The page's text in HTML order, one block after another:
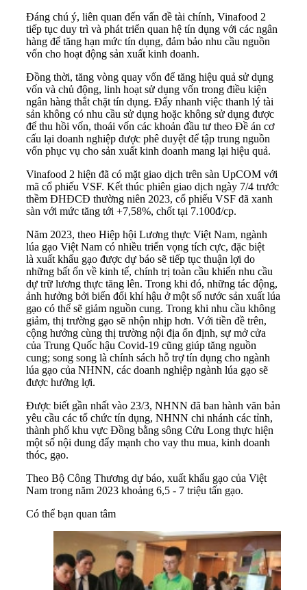
Đáng chú ý, liên quan đến vấn đề tài chính, Vinafood 2
tiếp tục duy trì và phát triển quan hệ tín dụng với các ngân
hàng để tăng hạn mức tín dụng, đảm bảo nhu cầu nguồn
vốn cho hoạt động sản xuất kinh doanh.
Đồng thời, tăng vòng quay vốn để tăng hiệu quả sử dụng
vốn và chủ động, linh hoạt sử dụng vốn trong điều kiện
ngân hàng thắt chặt tín dụng. Đẩy nhanh việc thanh lý tài
sản không có nhu cầu sử dụng hoặc không sử dụng được
để thu hồi vốn, thoái vốn các khoản đầu tư theo Đề án cơ
cấu lại doanh nghiệp được phê duyệt để tập trung nguồn
vốn phục vụ cho sản xuất kinh doanh mang lại hiệu quả.
Vinafood 2 hiện đã có mặt giao dịch trên sàn UpCOM với
mã cổ phiếu VSF. Kết thúc phiên giao dịch ngày 7/4 trước
thềm ĐHĐCĐ thường niên 2023, cổ phiếu VSF đã xanh
sàn với mức tăng tới +7,58%, chốt tại 7.100đ/cp.
Năm 2023, theo Hiệp hội Lương thực Việt Nam, ngành
lúa gạo Việt Nam có nhiều triển vọng tích cực, đặc biệt
là xuất khẩu gạo được dự báo sẽ tiếp tục thuận lợi do
những bất ổn về kinh tế, chính trị toàn cầu khiến nhu cầu
dự trữ lương thực tăng lên. Trong khi đó, những tác động,
ảnh hưởng bởi biến đổi khí hậu ở một số nước sản xuất lúa
gạo có thể sẽ giảm nguồn cung. Trong khi nhu cầu không
giảm, thị trường gạo sẽ nhộn nhịp hơn. Với tiền đề trên,
cộng hưởng cùng thị trường nội địa ổn định, sự mở cửa
của Trung Quốc hậu Covid-19 cũng giúp tăng nguồn
cung; song song là chính sách hỗ trợ tín dụng cho ngành
lúa gạo của NHNN, các doanh nghiệp ngành lúa gạo sẽ
được hưởng lợi.
Được biết gần nhất vào 23/3, NHNN đã ban hành văn bản
yêu cầu các tổ chức tín dụng, NHNN chi nhánh các tỉnh,
thành phố khu vực Đồng bằng sông Cửu Long thực hiện
một số nội dung đẩy mạnh cho vay thu mua, kinh doanh
thóc, gạo.
Theo Bộ Công Thương dự báo, xuất khẩu gạo của Việt
Nam trong năm 2023 khoảng 6,5 - 7 triệu tấn gạo.
Có thể bạn quan tâm